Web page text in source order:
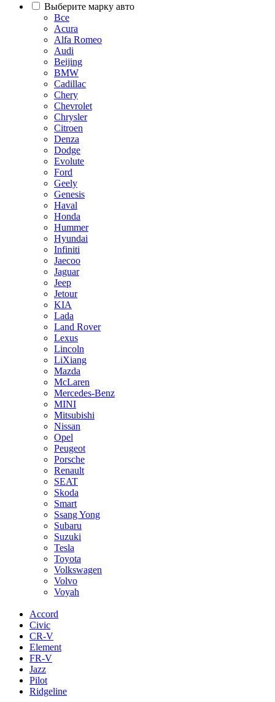
Выберите марку авто
Все
Acura
Alfa Romeo
Audi
Beijing
BMW
Cadillac
Chery
Chevrolet
Chrysler
Citroen
Denza
Dodge
Evolute
Ford
Geely
Genesis
Haval
Honda
Hummer
Hyundai
Infiniti
Jaecoo
Jaguar
Jeep
Jetour
KIA
Lada
Land Rover
Lexus
Lincoln
LiXiang
Mazda
McLaren
Mercedes-Benz
MINI
Mitsubishi
Nissan
Opel
Peugeot
Porsche
Renault
SEAT
Skoda
Smart
Ssang Yong
Subaru
Suzuki
Tesla
Toyota
Volkswagen
Volvo
Voyah
Accord
Civic
CR-V
Element
FR-V
Jazz
Pilot
Ridgeline